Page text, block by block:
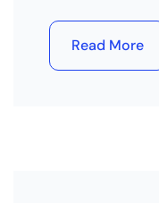
Read More